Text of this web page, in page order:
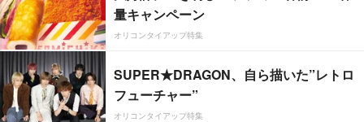
量キャンペーン
オリコンタイアップ特集
SUPER★DRAGON、自ら描いた”レトロ
フューチャー”
オリコンタイアップ特集